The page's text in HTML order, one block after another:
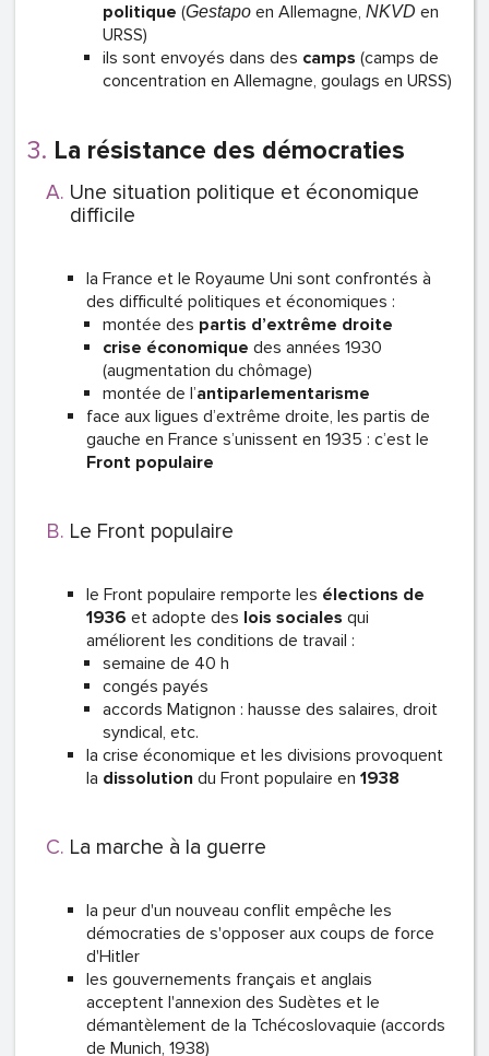
politique (Gestapo en Allemagne, NKVD en
URSS)
ils sont envoyés dans des camps (camps de
concentration en Allemagne, goulags en URSS)
La résistance des démocraties
Une situation politique et économique
difficile
la France et le Royaume Uni sont confrontés à
des difficulté politiques et économiques :
montée des partis d’extrême droite
crise économique des années 1930
(augmentation du chômage)
montée de l’antiparlementarisme
face aux ligues d’extrême droite, les partis de
gauche en France s’unissent en 1935 : c’est le
Front populaire
Le Front populaire
le Front populaire remporte les élections de
1936 et adopte des lois sociales qui
améliorent les conditions de travail :
semaine de 40 h
congés payés
accords Matignon : hausse des salaires, droit
syndical, etc.
la crise économique et les divisions provoquent
la dissolution du Front populaire en 1938
La marche à la guerre
la peur d'un nouveau conflit empêche les
démocraties de s'opposer aux coups de force
d'Hitler
les gouvernements français et anglais
acceptent l'annexion des Sudètes et le
démantèlement de la Tchécoslovaquie (accords
de Munich, 1938)